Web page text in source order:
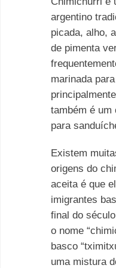
argentino
picada, alho,
de pimenta
marinada
também é um
para
Existem
origens do
aceita é que
imigrantes
final do
o nome
basco
uma mistura